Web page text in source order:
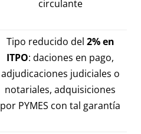
circulante
Tipo reducido del 2% en
ITPO: daciones en pago,
adjudicaciones judiciales o
notariales, adquisiciones
por PYMES con tal garantía